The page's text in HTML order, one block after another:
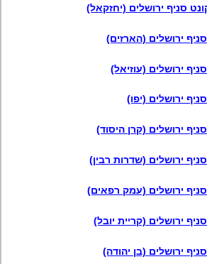
סניף ירושלים (יחזקאל)
ירושלים (הארזים)
ירושלים (עוזיאל)
ירושלים (יפו)
ירושלים (קרן היסוד)
ירושלים (שדרות רבין)
ירושלים (עמק רפאים)
ירושלים (קריית יובל)
ירושלים (בן יהודה)